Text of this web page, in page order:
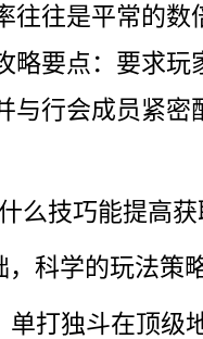
往往是平常的数
略要点：要求玩
与行会成员紧密
么技巧能提高
科学的玩法策
单打独斗在顶级